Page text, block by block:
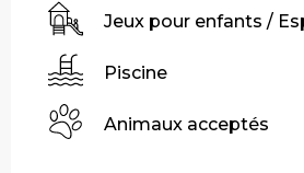
Jeux pour enfants /
Piscine
Animaux acceptés